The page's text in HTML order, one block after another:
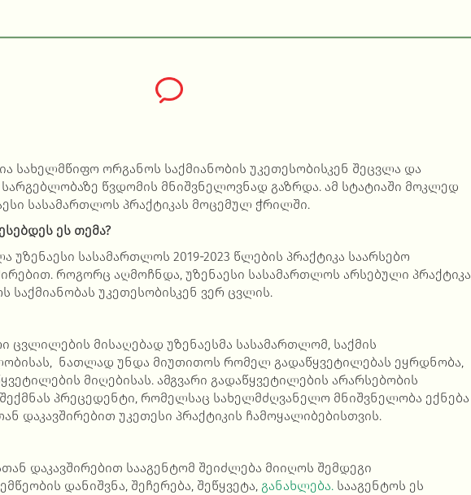
სახელმწიფო ორგანოს საქმიანობის უკეთესობისკენ შეცვლა და
წვდომის მნიშვნელოვნად გაზრდა. ამ სტატიაში მოკლედ
სასამართლოს პრაქტიკას მოცემულ ჭრილში.
ეს თემა?
უზენაესი სასამართლოს 2019-2023 წლების პრაქტიკა საარსებო
როგორც აღმოჩნდა, უზენაესი სასამართლოს არსებული პრაქტიკა
საქმიანობას უკეთესობისკენ ვერ ცვლის.
ცვლილების მისაღებად უზენაესმა სასამართლომ, საქმის
ნათლად უნდა მიუთითოს რომელ გადაწყვეტილებას ეყრდნობა,
მიღებისას. ამგვარი გადაწყვეტილების არარსებობის
შექმნას პრეცედენტი, რომელსაც სახელმძღვანელო მნიშვნელობა ექნება
დაკავშირებით უკეთესი პრაქტიკის ჩამოყალიბებისთვის.
დაკავშირებით სააგენტომ შეიძლება მიიღოს შემდეგი
დანიშვნა, შეჩერება, შეწყვეტა, განახლება. სააგენტოს ეს